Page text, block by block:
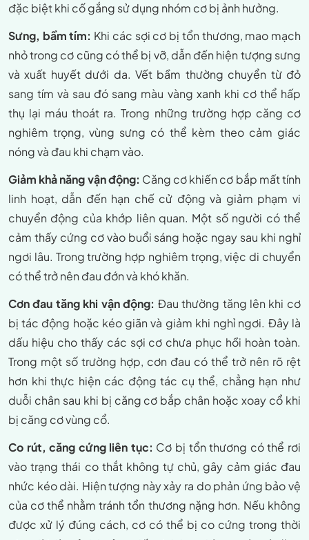
đặc biệt khi cố gắng sử dụng nhóm cơ bị ảnh hưởng.
Sưng, bầm tím: Khi các sợi cơ bị tổn thương, mao mạch
nhỏ trong cơ cũng có thể bị vỡ, dẫn đến hiện tượng sưng
và xuất huyết dưới da. Vết bầm thường chuyển từ đỏ
sang tím và sau đó sang màu vàng xanh khi cơ thể hấp
thụ lại máu thoát ra. Trong những trường hợp căng cơ
nghiêm trọng, vùng sưng có thể kèm theo cảm giác
nóng và đau khi chạm vào.
Giảm khả năng vận động: Căng cơ khiến cơ bắp mất tính
linh hoạt, dẫn đến hạn chế cử động và giảm phạm vi
chuyển động của khớp liên quan. Một số người có thể
cảm thấy cứng cơ vào buổi sáng hoặc ngay sau khi nghỉ
ngơi lâu. Trong trường hợp nghiêm trọng, việc di chuyển
có thể trở nên đau đớn và khó khăn.
Cơn đau tăng khi vận động: Đau thường tăng lên khi cơ
bị tác động hoặc kéo giãn và giảm khi nghỉ ngơi. Đây là
dấu hiệu cho thấy các sợi cơ chưa phục hồi hoàn toàn.
Trong một số trường hợp, cơn đau có thể trở nên rõ rệt
hơn khi thực hiện các động tác cụ thể, chẳng hạn như
duỗi chân sau khi bị căng cơ bắp chân hoặc xoay cổ khi
bị căng cơ vùng cổ.
Co rút, căng cứng liên tục: Cơ bị tổn thương có thể rơi
vào trạng thái co thắt không tự chủ, gây cảm giác đau
nhức kéo dài. Hiện tượng này xảy ra do phản ứng bảo vệ
của cơ thể nhằm tránh tổn thương nặng hơn. Nếu không
được xử lý đúng cách, cơ có thể bị co cứng trong thời